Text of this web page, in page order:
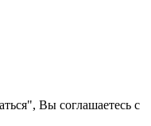
Вы соглашаетесь с